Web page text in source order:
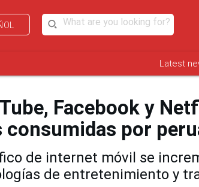
Latest
Facebook y
consumidas por
de internet móvil se
de entretenimiento y